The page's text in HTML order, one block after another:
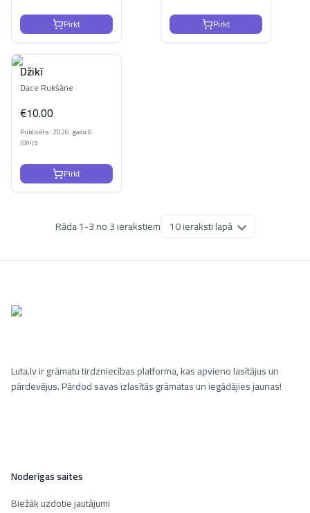
Pirkt Pirkt
Džikī
Dace Rukšāne
€10.00
Publicēts: 2026. gada 6.
jūnijs
Pirkt
Rāda1-3no3ierakstiem
Luta.lv ir grāmatu tirdzniecības platforma, kas apvieno lasītājus un
pārdevējus. Pārdod savas izlasītās grāmatas un iegādājies jaunas!
Noderīgas saites
Biežāk uzdotie jautājumi